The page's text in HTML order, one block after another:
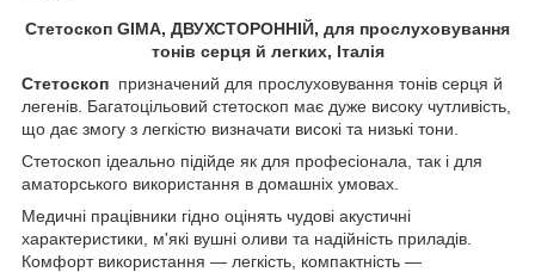
Стетоскоп GIMA, ДВУХСТОРОННІЙ, для прослуховування
тонів серця й легких, Італія
Стетоскоп призначений для прослуховування тонів серця й
легенів. Багатоцільовий стетоскоп має дуже високу чутливість,
що дає змогу з легкістю визначати високі та низькі тони.
Стетоскоп ідеально підійде як для професіонала, так і для
аматорського використання в домашніх умовах.
Медичні працівники гідно оцінять чудові акустичні
характеристики, м'які вушні оливи та надійність приладів.
Комфорт використання — легкість, компактність —